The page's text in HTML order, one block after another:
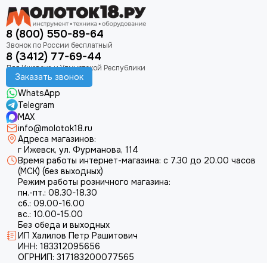
8 (800) 550-89-64
8 (3412) 77-69-44
Заказать звонок
WhatsApp
Telegram
MAX
info@molotok18.ru
Адреса магазинов:
г Ижевск, ул. Фурманова, 114
Время работы интернет-магазина: с 7.30 до 20.00 часов
(МСК) (без выходных)
Режим работы розничного магазина:
пн.-пт.: 08.30-18.30
сб.: 09.00-16.00
вс.: 10.00-15.00
Без обеда и выходных
ИП Халилов Петр Рашитович
ИНН: 183312095656
ОГРНИП: 317183200077565